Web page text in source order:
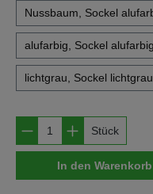
Nussbaum, Sockel
alufarbig, Sockel alufarbig
lichtgrau, Sockel lichtgrau
Produkt Anzahl:
Stück
In den Warenkorb